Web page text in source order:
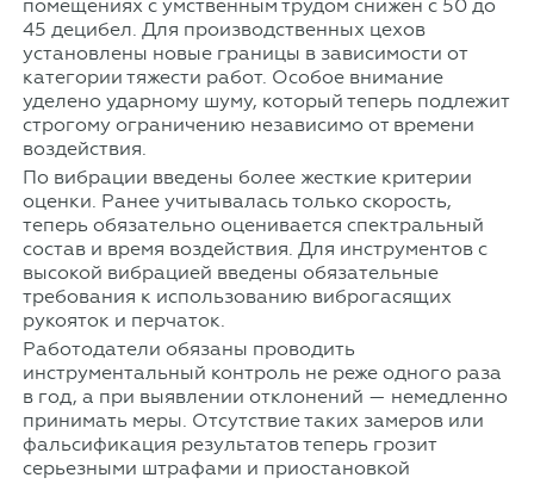
помещениях с умственным трудом снижен с 50 до
45 децибел. Для производственных цехов
установлены новые границы в зависимости от
категории тяжести работ. Особое внимание
уделено ударному шуму, который теперь подлежит
строгому ограничению независимо от времени
воздействия.
По вибрации введены более жесткие критерии
оценки. Ранее учитывалась только скорость,
теперь обязательно оценивается спектральный
состав и время воздействия. Для инструментов с
высокой вибрацией введены обязательные
требования к использованию виброгасящих
рукояток и перчаток.
Работодатели обязаны проводить
инструментальный контроль не реже одного раза
в год, а при выявлении отклонений — немедленно
принимать меры. Отсутствие таких замеров или
фальсификация результатов теперь грозит
серьезными штрафами и приостановкой